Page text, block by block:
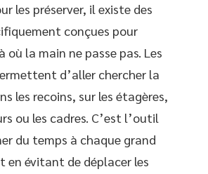
les préserver, il existe des
conçues pour
où la main ne passe pas. Les
d’aller chercher la
les recoins, sur les étagères,
ou les cadres. C’est l’outil
du temps à chaque grand
en évitant de déplacer les